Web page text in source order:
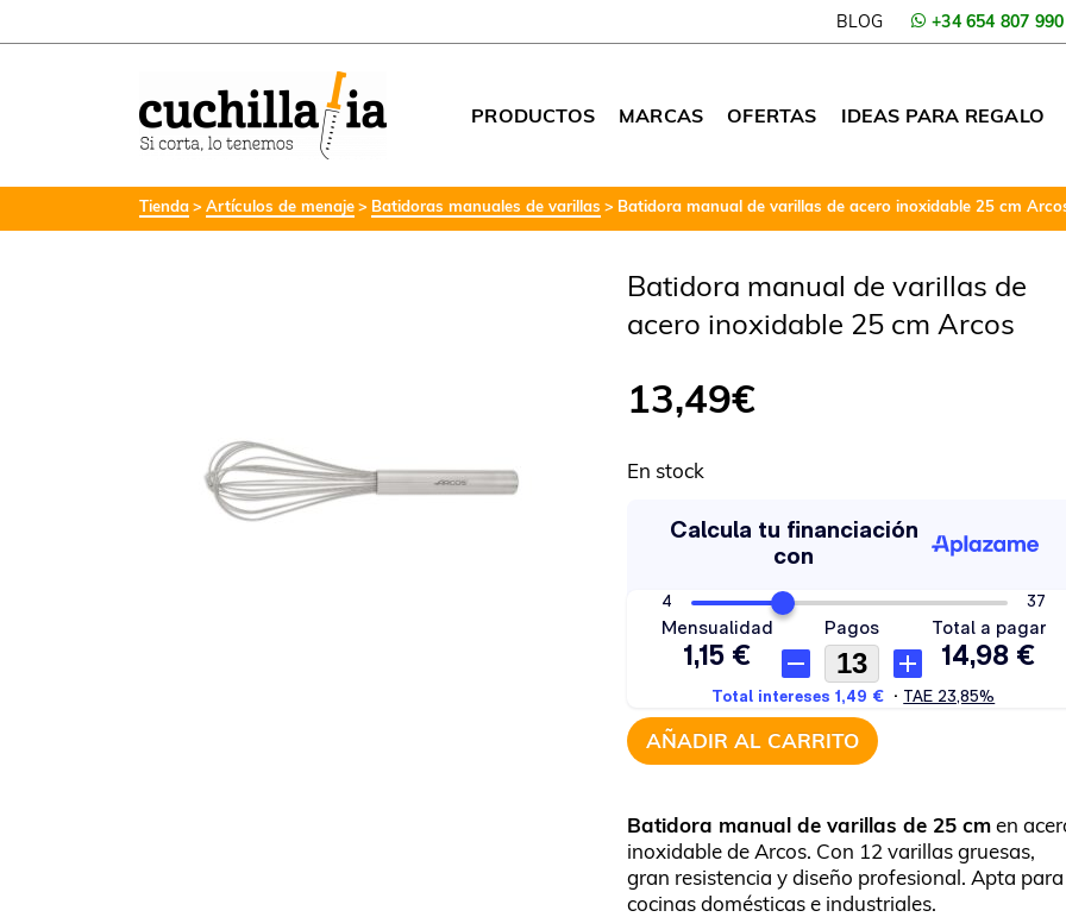
BLOG +34 654 807 990
PRODUCTOS MARCAS OFERTAS IDEAS PARA REGALO
Tienda Artículos de menaje Batidoras manuales de varillas Batidora manual de varillas de acero inoxidable 25 cm
Batidora manual de varillas de
acero inoxidable 25 cm Arcos
13,49€
En stock
AÑADIR AL CARRITO
Batidora manual de varillas de 25 cmen
inoxidable de Arcos. Con 12 varillas gruesas,
gran resistencia y diseño profesional. Apta para
cocinas domésticas e industriales.